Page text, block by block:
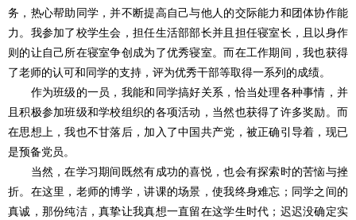
务，热心帮助同学，并不断提高自己与他人的交际能力和团体协作能
力。我参加了校学生会，担任生活部部长并且担任寝室长，且以身作
则的让自己所在寝室争创成为了优秀寝室。而在工作期间，我也获得
了老师的认可和同学的支持，评为优秀干部等取得一系列的成绩。
作为班级的一员，我能和同学搞好关系，恰当处理各种事情，并
且积极参加班级和学校组织的各项活动，当然也获得了许多奖励。而
在思想上，我也不甘落后，加入了中国共产党，被正确引导着，现已
是预备党员。
当然，在学习期间既然有成功的喜悦，也会有探索时的苦恼与挫
折。在这里，老师的博学，讲课的场景，使我终身难忘；同学之间的
真诚，那份纯洁，真挚让我真想一直留在这学生时代；迟迟没确定实